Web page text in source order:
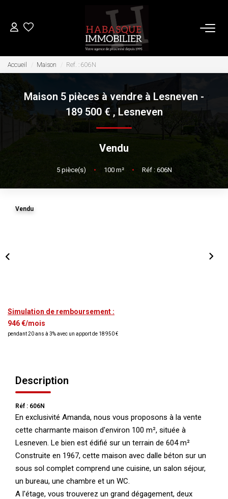
ACHETER
LOUER
VENDRE
Estimation
Biens Vendus
Accueil Maison Ref. : 606N
Maison 5 pièces à vendre à Lesneven -
189 500 € , Lesneven
Vendu
5pièce(s) • 100m² • Réf : 606N
Vendu
Simulation de remboursement :
946 €/mois
pendant 20 ans à 3% avec un apport de 18 950 €
Description
Réf : 606N
En exclusivité Amanda, nous vous proposons à la vente
cette charmante maison d'environ 100 m², située à
Lesneven. Le bien est édifié sur un terrain de 604 m²
Construite en 1967, cette maison avec dalle béton sur un
sous sol complet comprend une cuisine, un salon séjour,
un bureau, une chambre et un WC.
A l'étage, vous trouverez un grand dégagement, deux